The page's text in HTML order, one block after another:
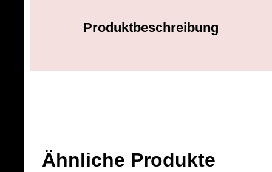
Produktbeschreibung
Ähnliche Produkte